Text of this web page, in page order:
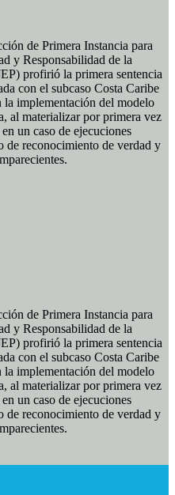
de Primera Instancia para
y Responsabilidad de la
profirió la primera sentencia
con el subcaso Costa Caribe
implementación del modelo
al materializar por primera vez
un caso de ejecuciones
de reconocimiento de verdad y
de Primera Instancia para
y Responsabilidad de la
profirió la primera sentencia
con el subcaso Costa Caribe
implementación del modelo
al materializar por primera vez
un caso de ejecuciones
de reconocimiento de verdad y